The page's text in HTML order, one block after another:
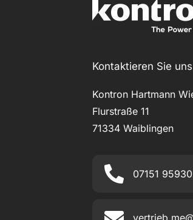
Kontaktieren Sie
Kontron Hartmann
Flurstraße 11
71334 Waiblingen
07151